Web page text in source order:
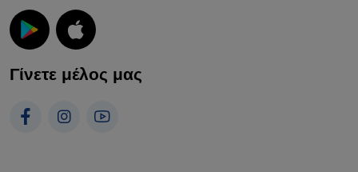
Γίνετε μέλος μας